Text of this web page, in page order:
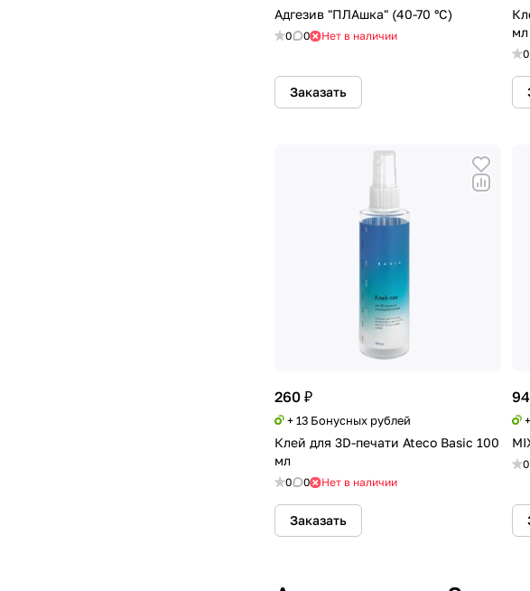
Адгезив "ПЛАшка" (40-70 °С)
0 0 Нет в наличии
Заказать
мл
0
260 ₽
+ 13 Бонусных рублей
Клей для 3D-печати Ateco Basic 100
мл
0 0 Нет в наличии
Заказать
0